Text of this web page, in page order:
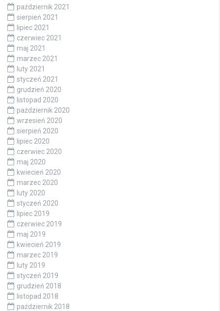
październik 2021
sierpień 2021
lipiec 2021
czerwiec 2021
maj 2021
marzec 2021
luty 2021
styczeń 2021
grudzień 2020
listopad 2020
październik 2020
wrzesień 2020
sierpień 2020
lipiec 2020
czerwiec 2020
maj 2020
kwiecień 2020
marzec 2020
luty 2020
styczeń 2020
lipiec 2019
czerwiec 2019
maj 2019
kwiecień 2019
marzec 2019
luty 2019
styczeń 2019
grudzień 2018
listopad 2018
październik 2018